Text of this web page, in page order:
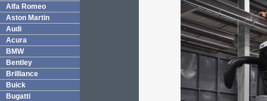
Alfa Romeo
Aston Martin
Audi
Acura
BMW
Bentley
Brilliance
Buick
Bugatti